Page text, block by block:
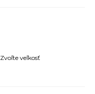
Zvoľte veľkosť